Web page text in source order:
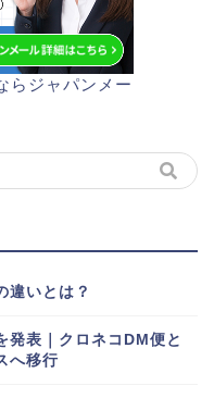
らジャパンメー
違いとは？
発表｜クロネコDM便と
へ移行